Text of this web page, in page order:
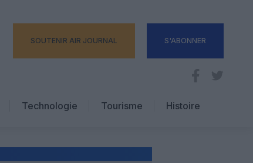
SOUTENIR AIR JOURNAL S'ABONNER
Technologie
Tourisme
Hôtellerie
Histoire